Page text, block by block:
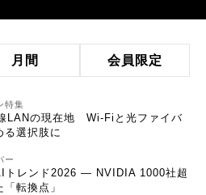
月間 会員限定
特集
LANの現在地 Wi-Fiと光ファイバ
る選択肢に
ー
トレンド2026 ― NVIDIA 1000社超
転換点」